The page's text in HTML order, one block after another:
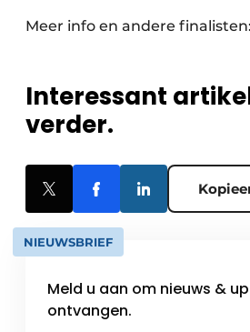
Meer info en andere finalisten:
Interessant
verder.
NIEUWSBRIEF
Meld u aan om nieuws &
ontvangen.